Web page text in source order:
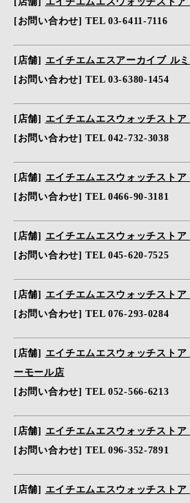
[お問い合わせ] TEL 03-6411-7116
[店舗] エイチエムエスアーカイブ ル
[お問い合わせ] TEL 03-6380-1454
[店舗] エイチエムエスウォッチストア
[お問い合わせ] TEL 042-732-3038
[店舗] エイチエムエスウォッチスト
[お問い合わせ] TEL 0466-90-3181
[店舗] エイチエムエスウォッチスト
[お問い合わせ] TEL 045-620-7525
[店舗] エイチエムエスウォッチスト
[お問い合わせ] TEL 076-293-0284
[店舗] エイチエムエスウォッチスト
ーモール店
[お問い合わせ] TEL 052-566-6213
[店舗] エイチエムエスウォッチストア
[お問い合わせ] TEL 096-352-7891
[店舗] エイチエムエスウォッチスト